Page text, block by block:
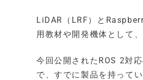
LiDAR（LRF）と
用教材や開発機体として
今回公開されたROS 2対
で、すでに製品を持って